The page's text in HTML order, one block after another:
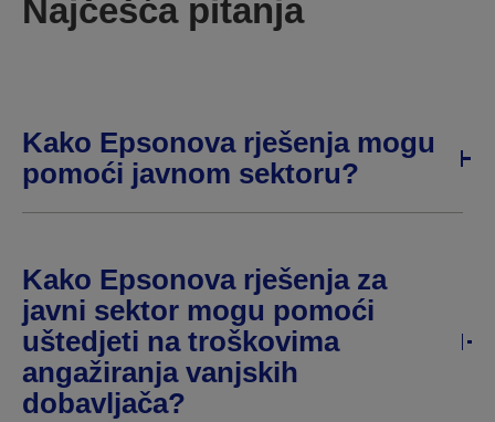
Najčešća pitanja
Kako Epsonova rješenja mogu
pomoći javnom sektoru?
Kako Epsonova rješenja za
javni sektor mogu pomoći
uštedjeti na troškovima
angažiranja vanjskih
dobavljača?